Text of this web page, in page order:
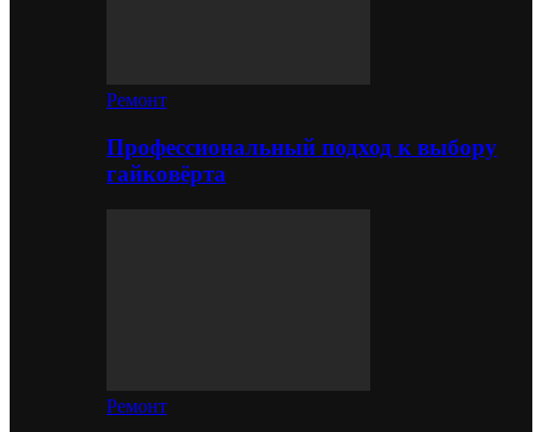
Ремонт
Профессиональный подход к выбору
гайковёрта
Ремонт